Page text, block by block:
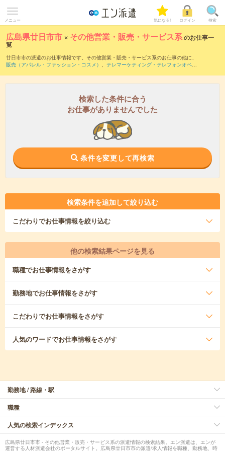
メニュー 気になる! ログイン 検索
広島県廿日市市 × その他営業・販売・サービス系のお仕事一
覧
廿日市市の派遣のお仕事情報です。その他営業・販売・サービス系のお仕事の他に、
販売（アパレル・ファッション・コスメ） 、 テレマーケティング・テレフォンオペレ
ただけます。
検索した条件に合う
お仕事がありませんでした
条件を変更して再検索
検索条件を追加して絞り込む
こだわりでお仕事情報を絞り込む
他の検索結果ページを見る
職種でお仕事情報をさがす
勤務地でお仕事情報をさがす
こだわりでお仕事情報をさがす
人気のワードでお仕事情報をさがす
勤務地 / 路線・駅
職種
人気の検索インデックス
広島県廿日市市 - その他営業・販売・サービス系の派遣情報の検索結果。エン派遣は、エンが
運営する人材派遣会社のポータルサイト。広島県廿日市市の派遣/求人情報を職種、勤務地、時